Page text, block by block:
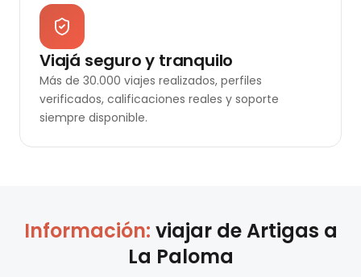
Viajá seguro y tranquilo
Más de 30.000 viajes realizados, perfiles
verificados, calificaciones reales y soporte
siempre disponible.
Información: viajar deArtigas a
La Paloma